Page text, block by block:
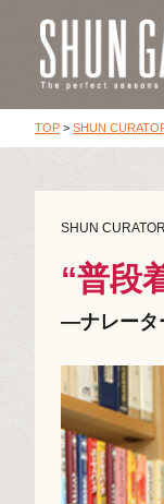
TOP > SHUN
SHUN
“普段
―ナレータ